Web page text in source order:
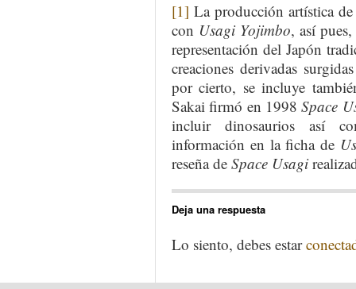
[1] La producción artística
con Usagi Yojimbo, así
representación del Japón
creaciones derivadas
por cierto, se incluye
Sakai firmó en 1998Space
incluir dinosaurios así
información en la ficha de
reseña de Space Usagi
Deja una respuesta
Lo siento, debes estar